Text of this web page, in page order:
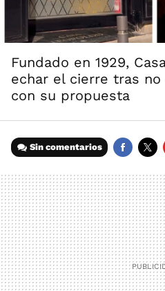
Fundado en 1929,
echar el cierre tras
con su propuesta
Sin comentarios